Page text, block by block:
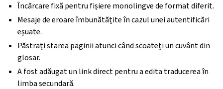
Încărcare fixă pentru fișiere monolingve de format diferit.
Mesaje de eroare îmbunătățite în cazul unei autentificări
eșuate.
Păstrați starea paginii atunci când scoateți un cuvânt din
glosar.
A fost adăugat un link direct pentru a edita traducerea în
limba secundară.